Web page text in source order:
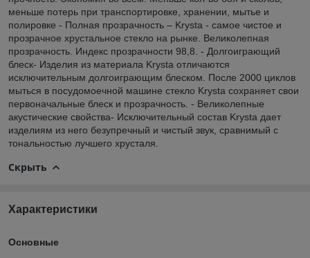
меньше потерь при транспортировке, хранении, мытье и
полировке - Полная прозрачность – Krysta - самое чистое и
прозрачное хрустальное стекло на рынке. Великолепная
прозрачность. Индекс прозрачности 98,8. - Долгоиграющий
блеск- Изделия из материала Krysta отличаются
исключительным долгоиграющим блеском. После 2000 циклов
мыться в посудомоечной машине стекло Krysta сохраняет свои
первоначальные блеск и прозрачность. - Великолепные
акустические свойства- Исключительный состав Krysta дает
изделиям из него безупречный и чистый звук, сравнимый с
тональностью лучшего хрусталя.
Скрыть
Характеристики
Основные